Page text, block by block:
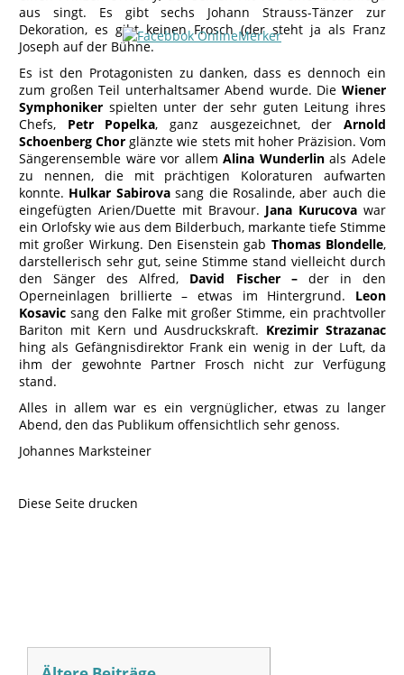
aus singt. Es gibt sechs Johann Strauss-Tänzer zur
Dekoration, es gibt keinen Frosch (der steht ja als Franz
Joseph auf der Bühne.
Es ist den Protagonisten zu danken, dass es dennoch ein
zum großen Teil unterhaltsamer Abend wurde. Die Wiener
Symphoniker spielten unter der sehr guten Leitung ihres
Chefs, Petr Popelka, ganz ausgezeichnet, der Arnold
Schoenberg Chor glänzte wie stets mit hoher Präzision. Vom
Sängerensemble wäre vor allemAlina Wunderlinals Adele
zu nennen, die mit prächtigen Koloraturen aufwarten
konnte. Hulkar Sabirovasang die Rosalinde, aber auch die
eingefügten Arien/Duette mit Bravour. Jana Kurucova war
ein Orlofsky wie aus dem Bilderbuch, markante tiefe Stimme
mit großer Wirkung. Den Eisenstein gab Thomas Blondelle,
darstellerisch sehr gut, seine Stimme stand vielleicht durch
den Sänger des Alfred, David Fischer –der in den
Operneinlagen brillierte – etwas im Hintergrund. Leon
Kosavic sang den Falke mit großer Stimme, ein prachtvoller
Bariton mit Kern und Ausdruckskraft. Krezimir Strazanac
hing als Gefängnisdirektor Frank ein wenig in der Luft, da
ihm der gewohnte Partner Frosch nicht zur Verfügung
stand.
Alles in allem war es ein vergnüglicher, etwas zu langer
Abend, den das Publikum offensichtlich sehr genoss.
Johannes Marksteiner
Diese Seite drucken